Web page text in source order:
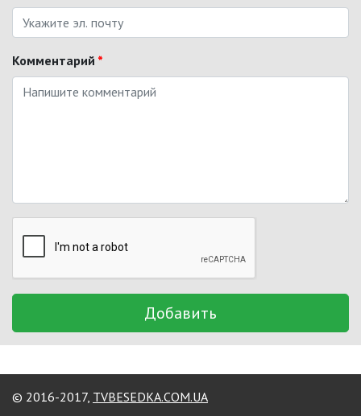
Комментарий *
Добавить
© 2016-2017, TVBESEDKA.COM.UA